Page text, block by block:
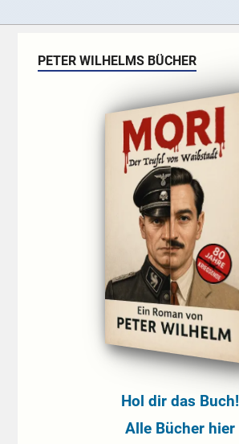
PETER WILHELMS BÜCHER
Hol dir das Buch!
Alle Bücher hier